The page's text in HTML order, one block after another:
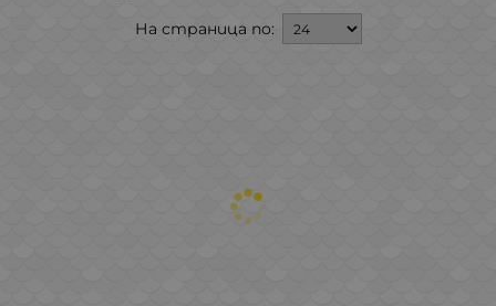
На страница по: